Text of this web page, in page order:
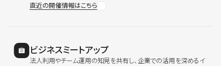
直近の開催情報はこちら
ビジネスミートアップ
法人利用やチーム運用の知見を共有し、企業での活用を深めるイ